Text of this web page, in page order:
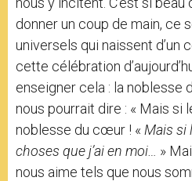
donner un coup de main, ce
universels qui naissent d’un
cette célébration
enseigner cela : la noblesse
nous pourrait dire : « Mais si
noblesse du cœur ! « Mais si
choses que j’ai en moi…
»
nous aime tels que nous